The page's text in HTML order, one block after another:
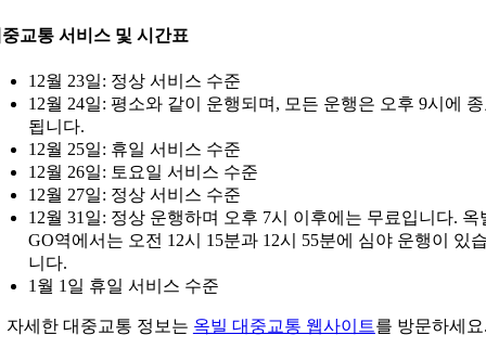
교통 서비스 및 시간표
12월 23일: 정상 서비스 수준
12월 24일: 평소와 같이 운행되며, 모든 운행은 오후 9시에
됩니다.
12월 25일: 휴일 서비스 수준
12월 26일: 토요일 서비스 수준
12월 27일: 정상 서비스 수준
12월 31일: 정상 운행하며 오후 7시 이후에는 무료입니다. 옥
GO역에서는 오전 12시 15분과 12시 55분에 심야 운행이 있
니다.
1월 1일 휴일 서비스 수준
자세한 대중교통 정보는 옥빌 대중교통 웹사이트를 방문하세